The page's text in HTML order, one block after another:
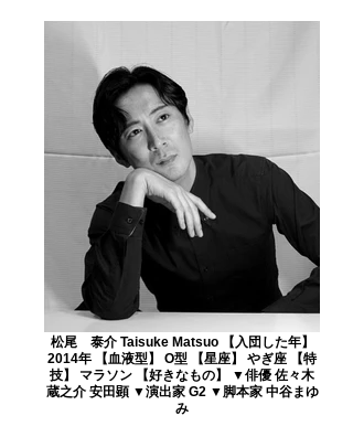
松尾 泰介 Taisuke Matsuo 【入団した年】
2014年 【血液型】 O型 【星座】 やぎ座 【特
技】 マラソン 【好きなもの】 ▼俳優 佐々木
蔵之介 安田顕 ▼演出家 G2 ▼脚本家 中谷まゆ
み